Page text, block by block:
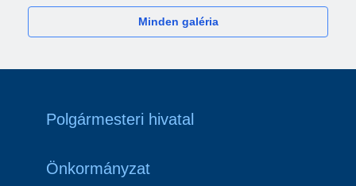
Minden galéria
Polgármesteri hivatal
Önkormányzat